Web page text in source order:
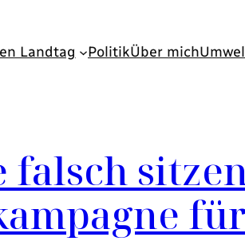
Landtag PolitikÜber mich